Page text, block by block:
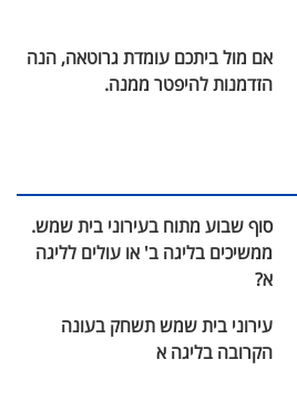
אם מול ביתכם עומדת גרוטאה, הנה
הזדמנות להיפטר ממנה.
סוף שבוע מתוח בעירוני בית שמש.
ממשיכים בליגה ב' או עולים לליגה
א?
עירוני בית שמש תשחק בעונה
הקרובה בליגה א